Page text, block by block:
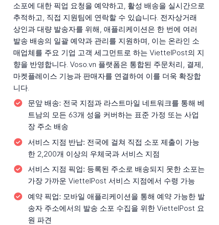
소포에 대한 픽업 요청을 예약하고, 활성 배송을 실시간으로
추적하고, 직접 지원팀에 연락할 수 있습니다. 전자상거래
상인과 대량 발송자를 위해, 애플리케이션은 한 번에 여러
발송 배송의 일괄 예약과 관리를 지원하며, 이는 온라인 소
매업체를 주요 기업 고객 세그먼트로 하는 ViettelPost의 지
향을 반영합니다. Voso.vn 플랫폼은 통합된 주문처리, 결제,
마켓플레이스 기능과 판매자를 연결하여 이를 더욱 확장합
니다.
문앞 배송: 전국 지점과 라스트마일 네트워크를 통해 베
트남의 모든 63개 성을 커버하는 표준 가정 또는 사업
장 주소 배송
서비스 지점 반납: 전국에 걸쳐 직접 소포 제출이 가능
한 2,200개 이상의 우체국과 서비스 지점
서비스 지점 픽업: 등록된 주소로 배송되지 못한 소포는
가장 가까운 ViettelPost 서비스 지점에서 수령 가능
예약 픽업: 모바일 애플리케이션을 통해 예약 가능한 발
송자 주소에서의 발송 소포 수집을 위한 ViettelPost 요
원 파견